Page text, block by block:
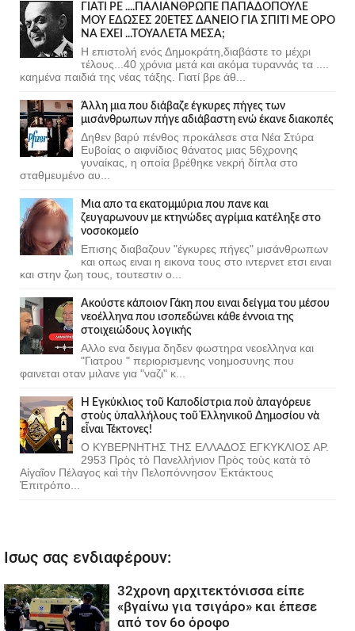
ΓΙΑΤΙ ΡΕ ....ΠΑΛΙΑΝΘΡΩΠΕ ΠΑΠΑΔΟΠΟΥΛΕ
ΜΟΥ ΕΔΩΣΕΣ 20ΕΤΕΣ ΔΑΝΕΙΟ ΓΙΑ ΣΠΙΤΙ ΜΕ ΟΡΟ
ΝΑ ΕΧΕΙ ...ΤΟΥΑΛΕΤΑ ΜΕΣΑ;
Η επιστολή ενός Δημοκράτη,διαβάστε το μέχρι
τέλους...40 χρόνια μετά και ακόμα τυραννάς τα ....
καημένα παιδιά της νέας τάξης. Γιατί βρε άθ...
Άλλη μια που διάβαζε έγκυρες πήγες των
μισάνθρωπων πήγε αδιάβαστη ενώ έκανε διακοπές
Δηθεν βαρύ πένθος προκάλεσε στα Νέα Στύρα
Ευβοίας ο αιφνίδιος θάνατος μιας 56χρονης
γυναίκας, η οποία βρέθηκε νεκρή δίπλα στο
σταθμευμένο αυ...
Μια απο τα εκατομμύρια που πανε και
ζευγαρωνουν με κτηνώδες αγρίμια κατέληξε στο
νοσοκομείο
Επισης διαβαζουν "έγκυρες πήγες" μισάνθρωπων
και οπως ειναι η εικονα τους στο ιντερνετ ετσι ειναι
και στην ζωη τους, τουτεστιν ο...
Ακούστε κάποιον Γάκη που ειναι δείγμα του μέσου
νεοέλληνα που ισοπεδώνει κάθε έννοια της
στοιχειώδους λογικής
Αλλο ενα δειγμα δηδεν φωστηρα νεοελληνα και
"Γιατρου " περιορισμενης νοημοσυνης που
φαινεται οταν μιλανε για "ναζι" κ...
Ἡ Ἐγκύκλιος τοῦ Καποδίστρια ποὺ ἀπαγόρευε
στοὺς ὑπαλλήλους τοῦ Ἑλληνικοῦ Δημοσίου νὰ
εἶναι Τέκτονες!
Ο ΚΥΒΕΡΝΗΤΗΣ ΤΗΣ ΕΛΛΑΔΟΣ ΕΓΚΥΚΛΙΟΣ ΑΡ.
2953 Πρὸς τὸ Πανελλήνιον Πρὸς τοὺς κατὰ τὸ
Αἰγαῖον Πέλαγος καὶ τὴν Πελοπόννησον Ἐκτάκτους
Ἐπιτρόπο...